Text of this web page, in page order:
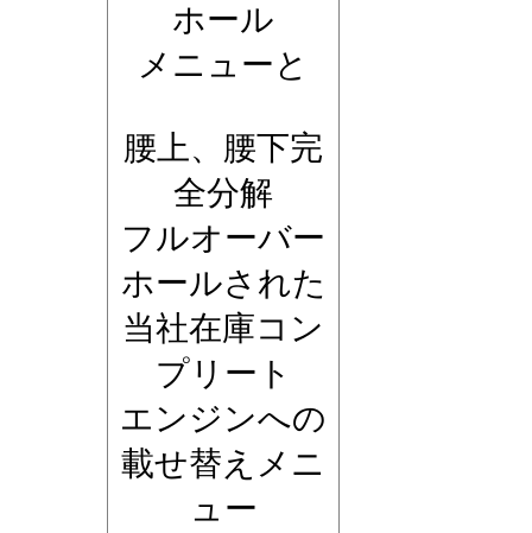
ホール
メニューと
腰上、腰下完
全分解
フルオーバー
ホールされた
当社在庫コン
プリート
エンジンへの
載せ替えメニ
ュー